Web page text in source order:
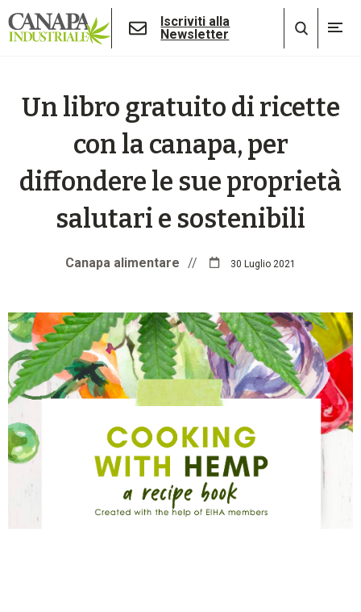
Iscriviti alla
Newsletter
Un libro gratuito di ricette
con la canapa, per
diffondere le sue proprietà
salutari e sostenibili
Canapa alimentare // 30 Luglio 2021